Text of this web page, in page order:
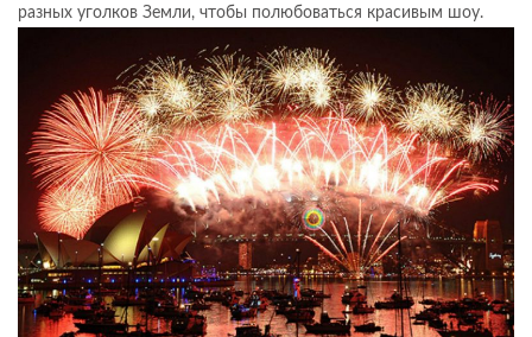
разных уголков Земли, чтобы полюбоваться красивым шоу.